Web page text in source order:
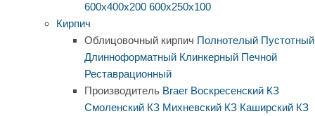
600х400х200 600х250х100
Кирпич
Облицовочный кирпич Полнотелый Пустотный
Длинноформатный Клинкерный Печной
Реставрационный
Производитель Braer Воскресенский КЗ
Смоленский КЗ Михневский КЗ Каширский КЗ